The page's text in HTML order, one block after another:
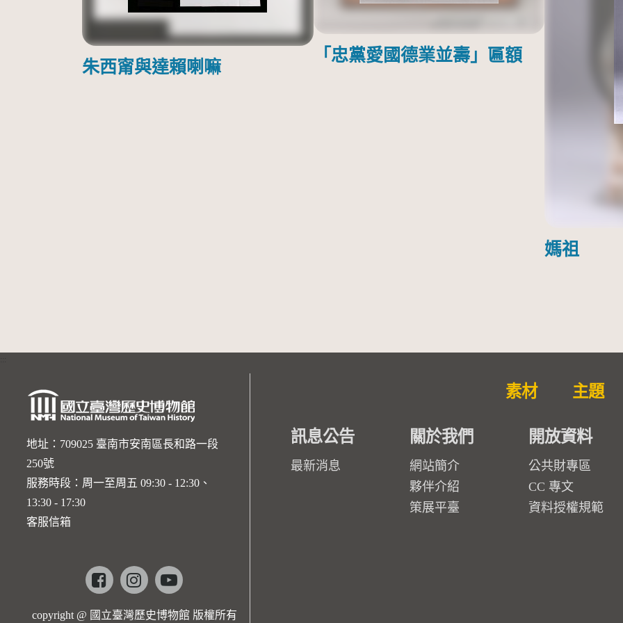
朱西甯與達賴喇嘛
「忠黨愛國德業並壽」匾額
媽祖
地址：709025 臺南市安南區長和路一段
250號
服務時段：周一至周五 09:30 - 12:30、
13:30 - 17:30
客服信箱
Facebookinstagramyoutube
copyright @ 國立臺灣歷史博物館 版權所有
素材 主題
訊息公告
最新消息
關於我們
網站簡介
夥伴介紹
策展平臺
開放資料
公共財專區
CC 專文
資料授權規範